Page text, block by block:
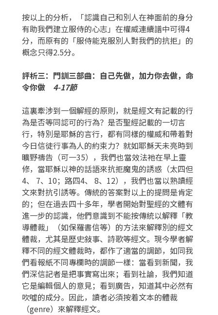
按以上的分析，「認識自己和別人在神面前的身分
有助我們建立服侍的心志」在權威連續譜中可得4
分，而原有的「服侍能克服別人對我們的抗拒」的
概念只得2.5分。
評析三：門訓三部曲：自己先做，加力你去做，命
令你做 4-17節
這裏牽涉到一個解經的原則，就是經文有記載的行
為是否等同認可的行為？是否聖經記載的一切言
行，特別是耶穌的言行，都有同樣的權威和帶着對
今日信徒行事為人的約束力？就如耶穌天未亮時到
曠野禱告（可一35），我們也當效法祂在早上靈
修，當耶穌以神的話語來抗拒魔鬼的誘惑（太四但
4、 7、10；路四4、 8、12），我們也當以熟讀經
文來對抗引誘等。傳統的答案對以上的提問是肯定
的；但在過去四十多年，學者開始對聖經的文體有
進一步的認識，他們意識到不能按傳統以解釋「教
導體裁」（如保羅書信等）的方法來解釋別的經文
體裁，尤其是歷史敍事、詩歌等經文。現今學者解
釋不同的經文體裁時，都作了適當的調節，如同我
們看報紙不同專欄時的調節一樣：當看到新聞，我
們深信記者是把事實寫出來；看到社論，我們知道
它是編輯個人的意見；看到廣告，知道其中必然有
吹噓的成分。因此，讀者必須按着文本的體裁
（genre）來解釋經文。